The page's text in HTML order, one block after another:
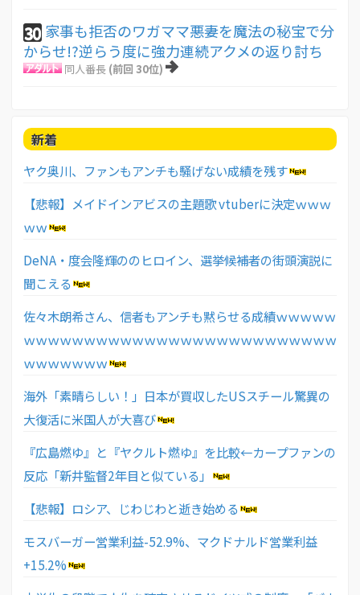
30 家事も拒否のワガママ悪妻を魔法の秘宝で分
からせ!?逆らう度に強力連続アクメの返り討ち
同人番長 (前回 30位)
新着
ヤク奥川、ファンもアンチも騒げない成績を残す
【悲報】メイドインアビスの主題歌 vtuberに決定ｗｗｗ
ｗｗ
DeNA・度会隆輝ののヒロイン、選挙候補者の街頭演説に
聞こえる
佐々木朗希さん、信者もアンチも黙らせる成績ｗｗｗｗｗ
ｗｗｗｗｗｗｗｗｗｗｗｗｗｗｗｗｗｗｗｗｗｗｗｗｗｗ
ｗｗｗｗｗｗｗ
海外「素晴らしい！」日本が買収したUSスチール驚異の
大復活に米国人が大喜び
『広島燃ゆ』と『ヤクルト燃ゆ』を比較←カープファンの
反応「新井監督2年目と似ている」
【悲報】ロシア、じわじわと逝き始める
モスバーガー営業利益-52.9%、マクドナルド営業利益
+15.2%